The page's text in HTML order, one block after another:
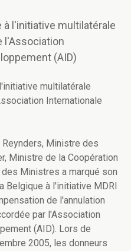
à l'initiative multilatérale
l'Association
(AID)
multilatérale
Internationale
Ministre des
Ministre de la Coopération
Ministres a marqué son
Belgique à l'initiative MDRI
de l'annulation
par l'Association
(AID). Lors de
2005, les donneurs